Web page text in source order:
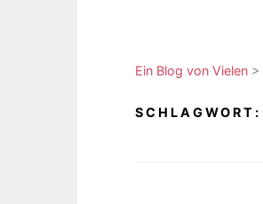
Ein Blog von Vielen >
SCHLAGWORT: